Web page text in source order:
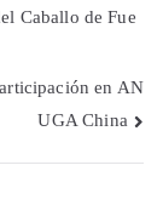
Caballo de Fue
en AN
UGA China